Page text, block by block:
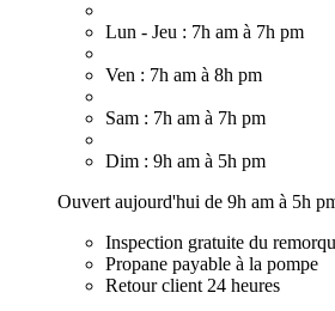
Lun - Jeu : 7h am à 7h pm
Ven : 7h am à 8h pm
Sam : 7h am à 7h pm
Dim : 9h am à 5h pm
Ouvert aujourd'hui de 9h am à 5h
Inspection gratuite du
Propane payable à la pompe
Retour client 24 heures